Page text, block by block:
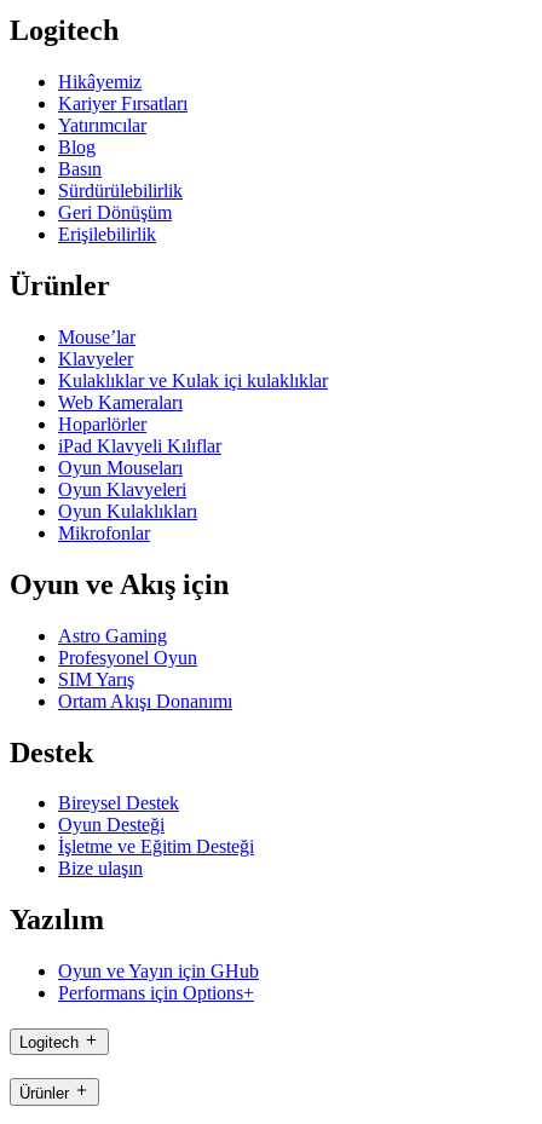
Logitech
Hikâyemiz
Kariyer Fırsatları
Yatırımcılar
Blog
Basın
Sürdürülebilirlik
Geri Dönüşüm
Erişilebilirlik
Ürünler
Mouse’lar
Klavyeler
Kulaklıklar ve Kulak içi kulaklıklar
Web Kameraları
Hoparlörler
iPad Klavyeli Kılıflar
Oyun Mouseları
Oyun Klavyeleri
Oyun Kulaklıkları
Mikrofonlar
Oyun ve Akış için
Astro Gaming
Profesyonel Oyun
SIM Yarış
Ortam Akışı Donanımı
Destek
Bireysel Destek
Oyun Desteği
İşletme ve Eğitim Desteği
Bize ulaşın
Yazılım
Oyun ve Yayın için GHub
Performans için Options+
Logitech
Ürünler